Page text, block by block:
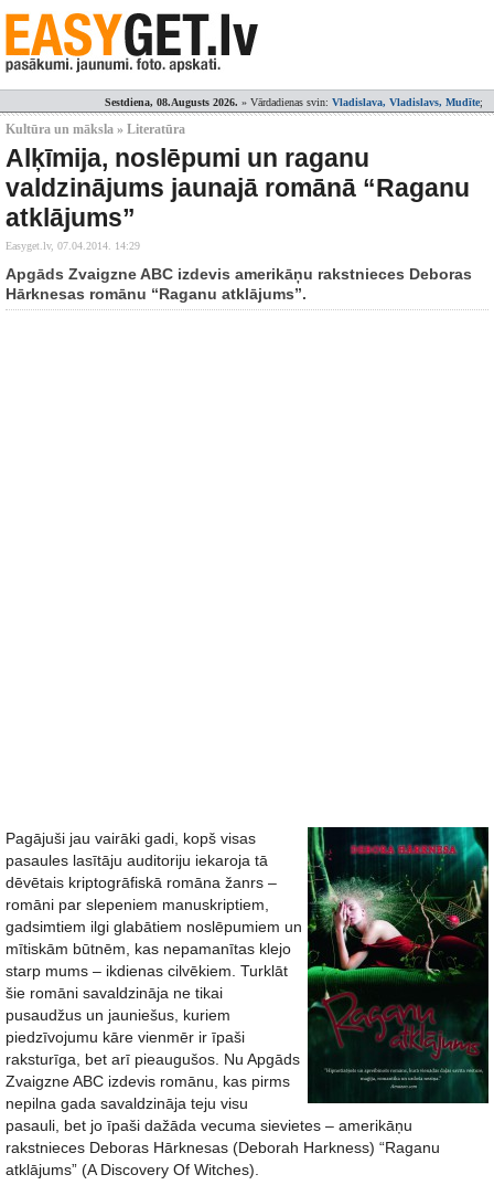
Sestdiena, 08.Augusts 2026. » Vārdadienas svin: Vladislava, Vladislavs, Mudīte;
Kultūra un māksla » Literatūra
Alķīmija, noslēpumi un raganu
valdzinājums jaunajā romānā “Raganu
atklājums”
Easyget.lv, 07.04.2014. 14:29
Apgāds Zvaigzne ABC izdevis amerikāņu rakstnieces Deboras
Hārknesas romānu “Raganu atklājums”.
Pagājuši jau vairāki gadi, kopš visas
pasaules lasītāju auditoriju iekaroja tā
dēvētais kriptogrāfiskā romāna žanrs –
romāni par slepeniem manuskriptiem,
gadsimtiem ilgi glabātiem noslēpumiem un
mītiskām būtnēm, kas nepamanītas klejo
starp mums – ikdienas cilvēkiem. Turklāt
šie romāni savaldzināja ne tikai
pusaudžus un jauniešus, kuriem
piedzīvojumu kāre vienmēr ir īpaši
raksturīga, bet arī pieaugušos. Nu Apgāds
Zvaigzne ABC izdevis romānu, kas pirms
nepilna gada savaldzināja teju visu
pasauli, bet jo īpaši dažāda vecuma sievietes – amerikāņu
rakstnieces Deboras Hārknesas (Deborah Harkness) “Raganu
atklājums” (A Discovery Of Witches).